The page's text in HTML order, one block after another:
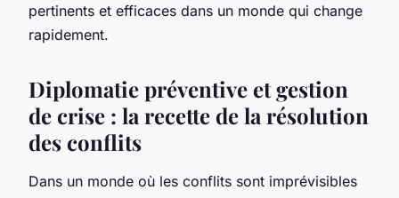
pertinents et efficaces dans un monde qui change
rapidement.
Diplomatie préventive et gestion
de crise : la recette de la résolution
des conflits
Dans un monde où les conflits sont imprévisibles